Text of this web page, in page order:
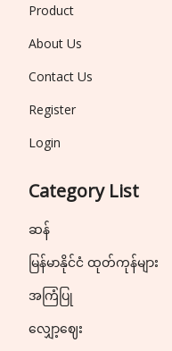
Product
About Us
Contact Us
Register
Login
Category List
ဆန်
မြန်မာနိုင်ငံ ထုတ်ကုန်များ
အကြံပြု
လျှော့ဈေး